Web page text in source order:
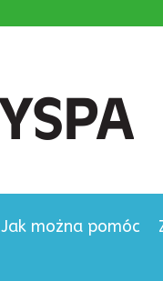
Jak można pomóc